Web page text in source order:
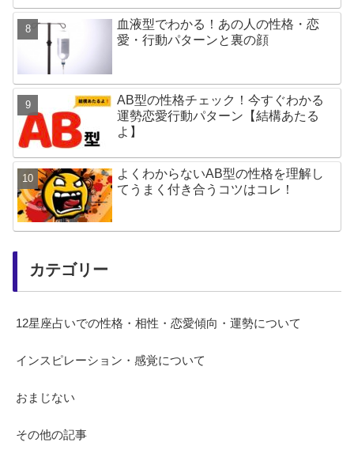
血液型でわかる！あの人の性格・恋
愛・行動パターンと裏の顔
AB型の性格チェック！今すぐわかる
運勢恋愛行動パターン【結構あたる
よ】
よくわからないAB型の性格を理解し
てうまく付き合うコツはコレ！
カテゴリー
12星座占いでの性格・相性・恋愛傾向・運勢について
インスピレーション・感覚について
おまじない
その他の記事